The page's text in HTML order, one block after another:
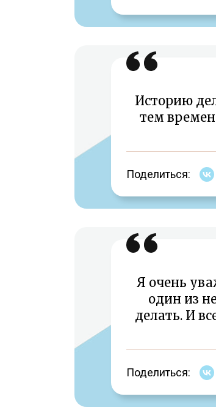
Историю
тем
Поделиться:
Я очень
один из
делать. И
Поделиться: